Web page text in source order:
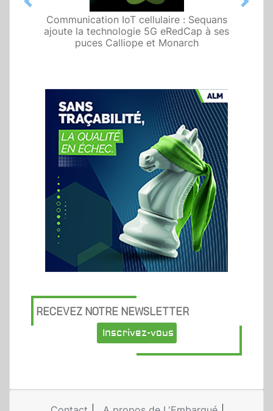
Communication IoT cellulaire : Sequans
ajoute la technologie 5G eRedCap à ses
puces Calliope et Monarch
Previous Next
RECEVEZ NOTRE NEWSLETTER
Inscrivez-vous